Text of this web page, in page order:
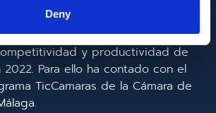
Deny
y gracias al que ha
de un CRM y para la
y productividad de
2022. Para ello ha contado con el
TicCamaras de la Cámara de